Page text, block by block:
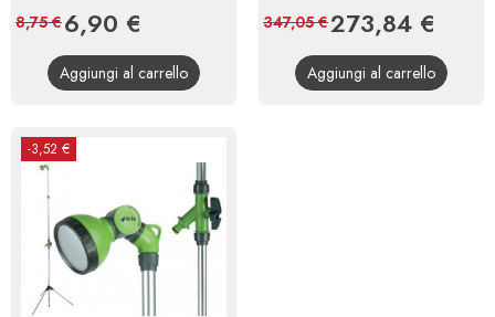
Prezzo
6,90 €
base
8,75 €
Aggiungi al carrello
Prezzo
273,84 €
base
347,05 €
Aggiungi al carrello
-3,52 €